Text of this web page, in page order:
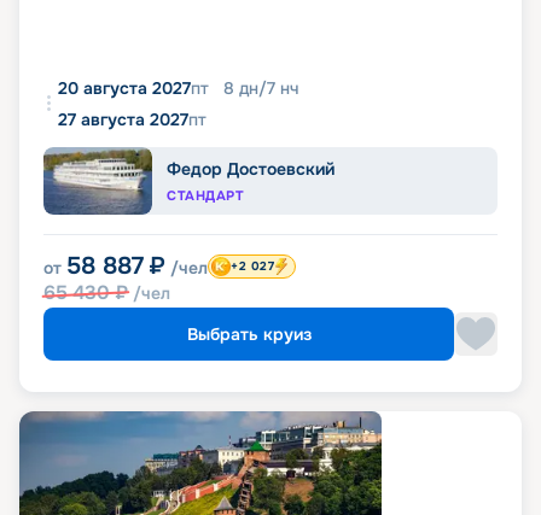
20 августа 2027пт 8 дн/7 нч
27 августа 2027пт
Федор Достоевский
СТАНДАРТ
от 58 887 ₽ /чел
65 430₽ /чел
+2 027
Выбрать круиз